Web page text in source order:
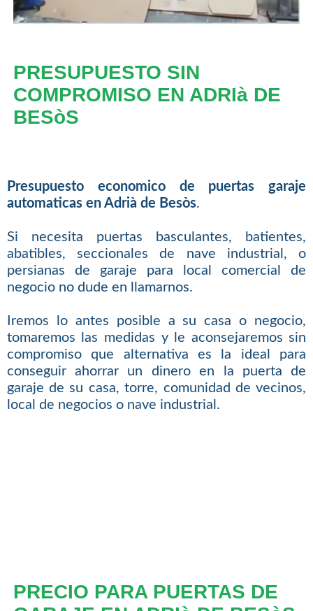
PRESUPUESTO SIN
COMPROMISO EN ADRIà DE
BESòS
Presupuesto economico de puertas garaje
automaticas en Adrià de Besòs.
Si necesita puertas basculantes, batientes,
abatibles, seccionales de nave industrial, o
persianas de garaje para local comercial de
negocio no dude en llamarnos.
Iremos lo antes posible a su casa o negocio,
tomaremos las medidas y le aconsejaremos sin
compromiso que alternativa es la ideal para
conseguir ahorrar un dinero en la puerta de
garaje de su casa, torre, comunidad de vecinos,
local de negocios o nave industrial.
PRECIO PARA PUERTAS DE